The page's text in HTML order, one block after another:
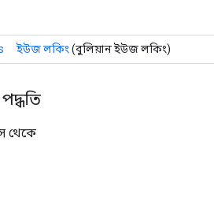
ইউজ লকিং (বুলিয়ান ইউজ লকিং)
পদ্ধতি
থেকে